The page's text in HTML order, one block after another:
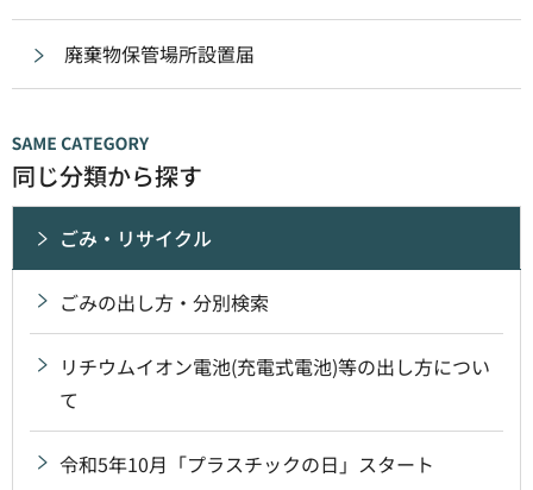
廃棄物保管場所設置届
同じ分類から探す
ごみ・リサイクル
ごみの出し方・分別検索
リチウムイオン電池(充電式電池)等の出し方につい
て
令和5年10月「プラスチックの日」スタート